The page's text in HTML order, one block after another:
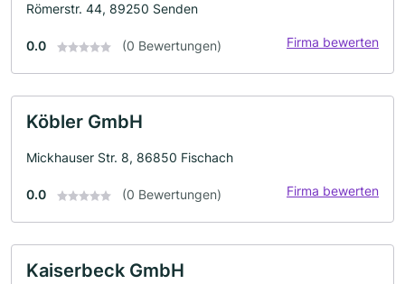
Römerstr. 44, 89250 Senden
0.0 (0 Bewertungen) Firma bewerten
Köbler GmbH
Mickhauser Str. 8, 86850 Fischach
0.0 (0 Bewertungen) Firma bewerten
Kaiserbeck GmbH